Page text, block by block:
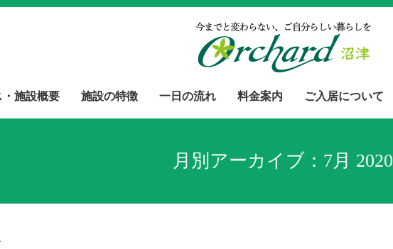
・施設概要 施設の特徴 一日の流れ 料金案内 ご入居について
月別アーカイブ： 7月 2020